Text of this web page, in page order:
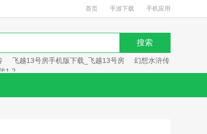
首页 手游下载 手机应用
飞越13号房手机版下载_飞越13号房
幻想水浒传
1 2